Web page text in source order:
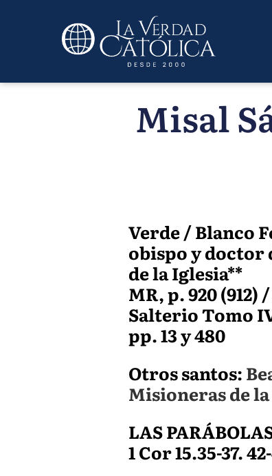
Misal
Verde / Blanco
obispo y doctor
de la Iglesia**
MR, p. 920
Salterio Tomo
pp. 13 y 480
Otros santos:
Misioneras de
LAS
1 Cor 15.35-37.